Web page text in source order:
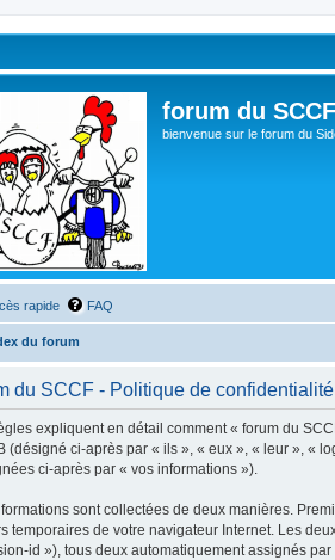
forum du SCCF
bienvenue sur le forum du
rapide FAQ
du forum
du SCCF - Politique de confidentialité
expliquent en détail comment « forum du
(désigné ci-après par « ils », « eux », « leur », «
ci-après par « vos informations »).
sont collectées de deux manières.
temporaires de votre navigateur Internet. Les
id »), tous deux automatiquement assignés